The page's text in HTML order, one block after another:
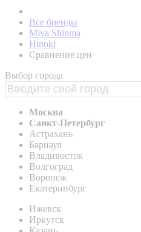
Все бренды
Miya Shinma
Hinoki
Сравнение цен
Выбор города
Москва
Санкт-Петербург
Астрахань
Барнаул
Владивосток
Волгоград
Воронеж
Екатеринбург
Ижевск
Иркутск